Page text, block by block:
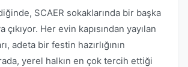
SCAER sokaklarında bir başka
Her evin kapısından yayılan
adeta bir festin hazırlığının
yerel halkın en çok tercih ettiği